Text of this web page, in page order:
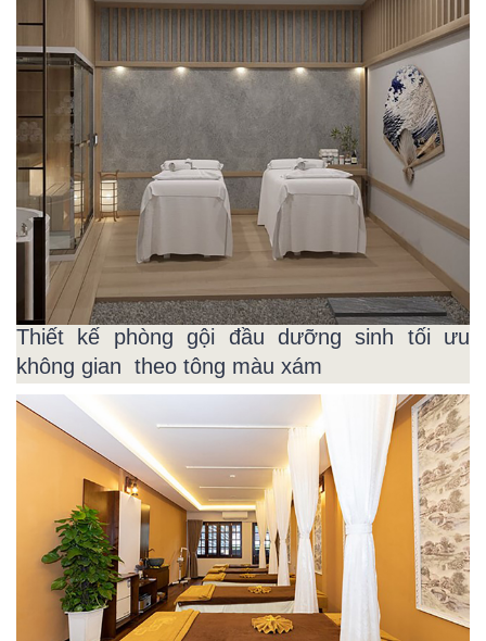
Thiết kế phòng gội đầu dưỡng sinh tối ưu
không gian theo tông màu xám